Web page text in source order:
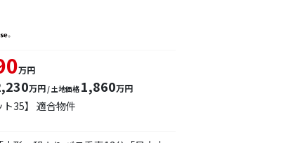
万円
万円/ 土地価格 1,860万円
ト35】 適合物件